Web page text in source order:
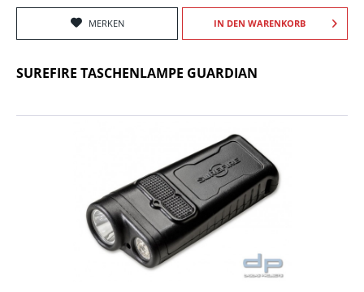
MERKEN IN DEN WARENKORB
SUREFIRE TASCHENLAMPE GUARDIAN